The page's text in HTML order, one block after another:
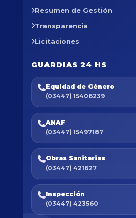
Resumen de Gestión
Transparencia
Licitaciones
GUARDIAS 24 HS
Equidad de Género
(03447) 15406239
ANAF
(03447) 15497187
Obras Sanitarias
(03447) 421627
Inspección
(03447) 423560